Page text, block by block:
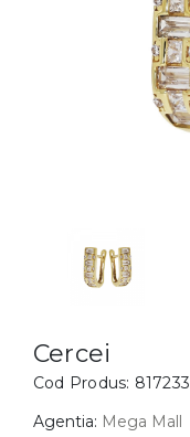
BIJUTERII COPII
Cercei
Bratari
Coliere
Cercei
Cod Produs: 817233
Agentia: Mega Mall